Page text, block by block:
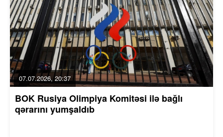
07.07.2026, 20:37
BOK Rusiya Olimpiya Komitəsi ilə bağlı
qərarını yumşaldıb